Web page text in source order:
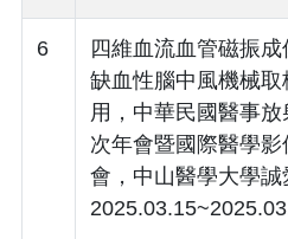
6
四維血流血管磁振
缺血性腦中風機械
用，中華民國醫事
次年會暨國際醫學
會，中山醫學大學誠